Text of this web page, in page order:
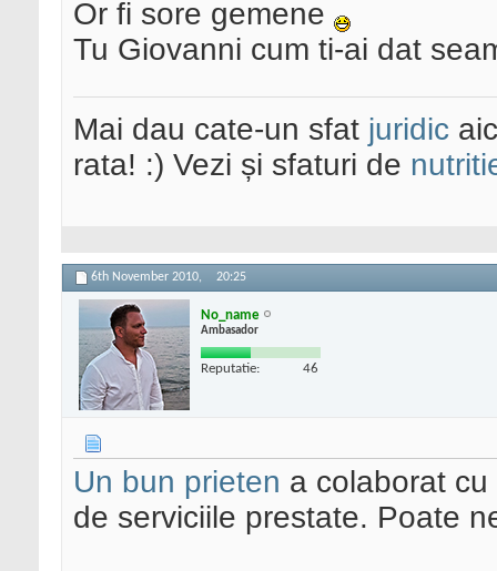
Or fi sore gemene
Tu Giovanni cum ti-ai dat
Mai dau cate-un sfat juridic
rata! :) Vezi și sfaturi de
6th November 2010, 20:25
No_name
Ambasador
Reputatie: 46
Un bun prieten a colaborat
de serviciile prestate. Poate